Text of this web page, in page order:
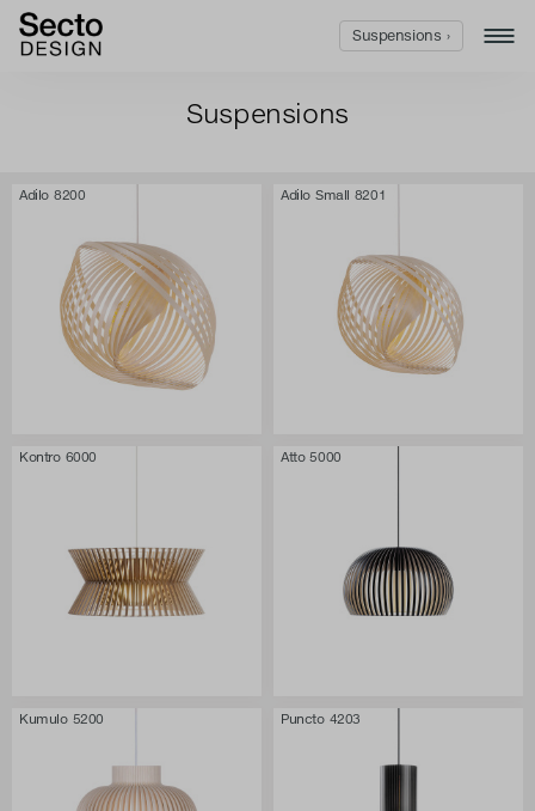
Suspensions
Adilo 8200 Adilo Small 8201
Kontro 6000 Atto 5000
Kumulo 5200 Puncto 4203
Suspensions ›